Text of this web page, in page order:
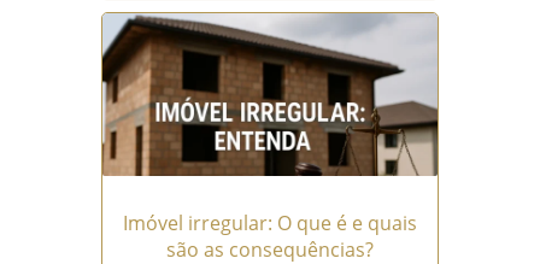
principais medidas jurídicas...
Leia mais →
Imóvel irregular: O que é e quais
são as consequências?